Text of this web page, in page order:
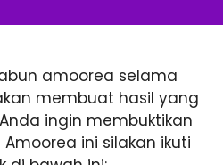
amoorea selama
membuat hasil yang
ingin membuktikan
ini silakan ikuti